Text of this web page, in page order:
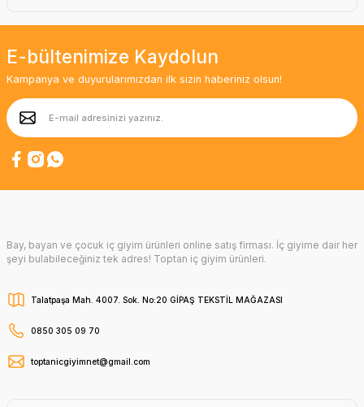
E-bültenimize Kaydolun
Kampanya ve duyurularımızdan ilk sizin haberiniz olsun!
Bay, bayan ve çocuk iç giyim ürünleri online satış firması. İç giyime dair her
şeyi bulabileceğiniz tek adres! Toptan iç giyim ürünleri.
Talatpaşa Mah. 4007. Sok. No:20 GİPAŞ TEKSTİL MAĞAZASI
0850 305 09 70
toptanicgiyimnet@gmail.com